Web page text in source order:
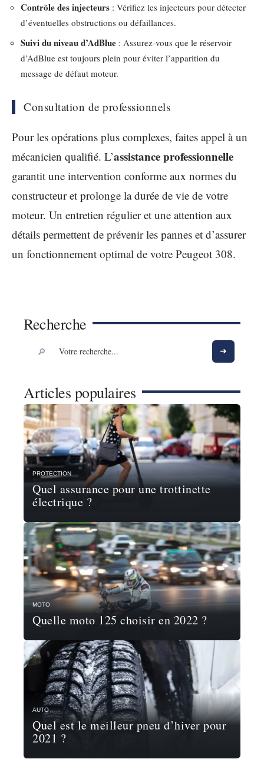
Contrôle des injecteurs : Vérifiez les injecteurs pour détecter
d’éventuelles obstructions ou défaillances.
Suivi du niveau d’AdBlue : Assurez-vous que le réservoir
d’AdBlue est toujours plein pour éviter l’apparition du
message de défaut moteur.
Consultation de professionnels
Pour les opérations plus complexes, faites appel à un
mécanicien qualifié. L’assistance professionnelle
garantit une intervention conforme aux normes du
constructeur et prolonge la durée de vie de votre
moteur. Un entretien régulier et une attention aux
détails permettent de prévenir les pannes et d’assurer
un fonctionnement optimal de votre Peugeot 308.
Recherche
Articles populaires
PROTECTION
Quel assurance pour une trottinette
électrique ?
MOTO
Quelle moto 125 choisir en 2022 ?
AUTO
Quel est le meilleur pneu d’hiver pour
2021 ?